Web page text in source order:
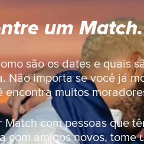
um
são os dates e quais
Não importa se você já
encontra muitos
com pessoas que
com amigos novos,